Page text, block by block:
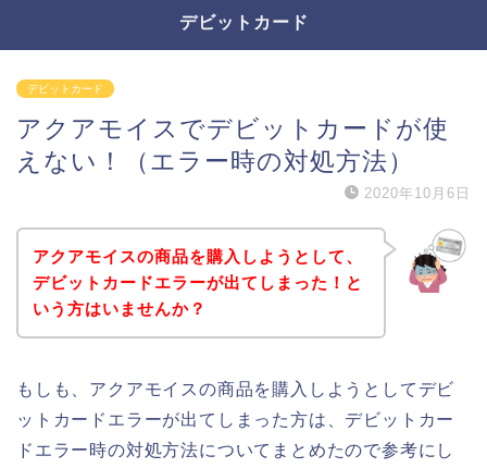
デビットカード
デビットカード
アクアモイスでデビットカードが使
えない！（エラー時の対処方法）
2020年10月6日
アクアモイスの商品を購入しようとして、
デビットカードエラーが出てしまった！と
いう方はいませんか？
もしも、アクアモイスの商品を購入しようとしてデビ
ットカードエラーが出てしまった方は、デビットカー
ドエラー時の対処方法についてまとめたので参考にし